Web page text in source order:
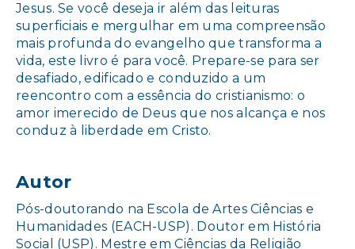
Jesus. Se você deseja ir além das leituras
superficiais e mergulhar em uma compreensão
mais profunda do evangelho que transforma a
vida, este livro é para você. Prepare-se para ser
desafiado, edificado e conduzido a um
reencontro com a essência do cristianismo: o
amor imerecido de Deus que nos alcança e nos
conduz à liberdade em Cristo.
Autor
Pós-doutorando na Escola de Artes Ciências e
Humanidades (EACH-USP). Doutor em História
Social (USP). Mestre em Ciências da Religião